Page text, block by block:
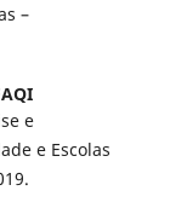
–
e
e Escolas